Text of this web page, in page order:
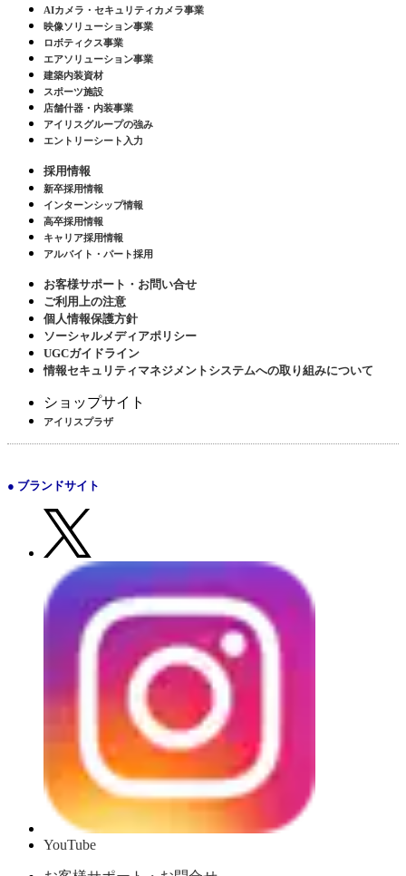
AIカメラ・セキュリティカメラ事業
映像ソリューション事業
ロボティクス事業
エアソリューション事業
建築内装資材
スポーツ施設
店舗什器・内装事業
アイリスグループの強み
エントリーシート入力
採用情報
新卒採用情報
インターンシップ情報
高卒採用情報
キャリア採用情報
アルバイト・パート採用
お客様サポート・お問い合せ
ご利用上の注意
個人情報保護方針
ソーシャルメディアポリシー
UGCガイドライン
情報セキュリティマネジメントシステムへの取り組みについて
ショップサイト
アイリスプラザ
● ブランドサイト
YouTube